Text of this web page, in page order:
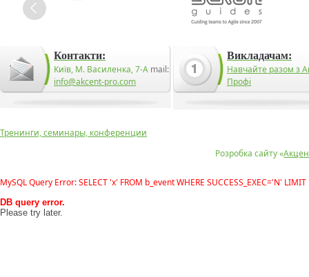
Контакти:
Київ, М. Василенка, 7-А mail:
info@akcent-pro.com
Викладачам:
Навчайте разом з
Профі
Розробка сайту «
Тренинги, семинары, конференции
MySQL Query Error: SELECT 'x' FROM b_event WHERE SUCCESS_EXEC='N' LIMIT
DB query error.
Please try later.